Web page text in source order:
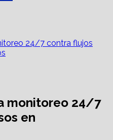
24/7 contra flujos
monitoreo 24/7
en